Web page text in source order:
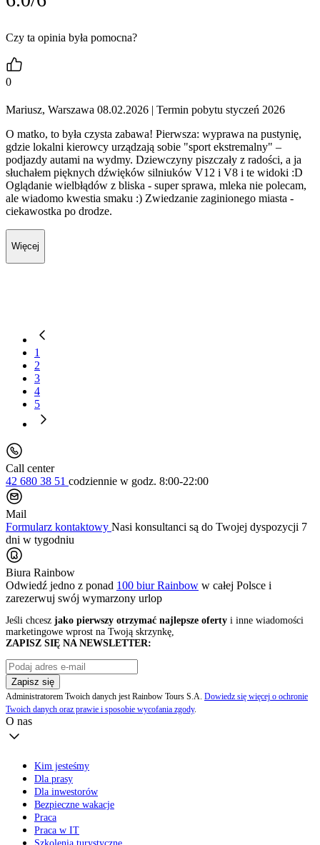
Czy ta opinia była pomocna?
0
Mariusz, Warszawa 08.02.2026 | Termin pobytu styczeń 2026
O matko, to była czysta zabawa! Pierwsza: wyprawa na pustynię,
gdzie lokalni kierowcy urządzają sobie "sport ekstremalny" –
podjazdy autami na wydmy. Dziewczyny piszczały z radości, a ja
słuchałem pięknych dźwięków silniuków V12 i V8 i te widoki :D
Oglądanie wielbłądów z bliska - super sprawa, mleka nie polecam,
ale wiadomo kwestia smaku :) Zwiedzanie zaginionego miasta -
ciekawostka po drodze.
Więcej
1
2
3
4
5
Call center
42 680 38 51 codziennie w godz. 8:00-22:00
Mail
Formularz kontaktowy Nasi konsultanci są do Twojej dyspozycji 7
dni w tygodniu
Biura Rainbow
Odwiedź jedno z ponad 100 biur Rainbow w całej Polsce i
zarezerwuj swój wymarzony urlop
Jeśli chcesz jako pierwszy otrzymać najlepsze oferty i inne wiadomości
marketingowe wprost na Twoją skrzynkę,
ZAPISZ SIĘ NA NEWSLETTER:
Zapisz się
Administratorem Twoich danych jest Rainbow Tours S.A. Dowiedz się więcej o ochronie
Twoich danych oraz prawie i sposobie wycofania zgody.
O nas
Kim jesteśmy
Dla prasy
Dla inwestorów
Bezpieczne wakacje
Praca
Praca w IT